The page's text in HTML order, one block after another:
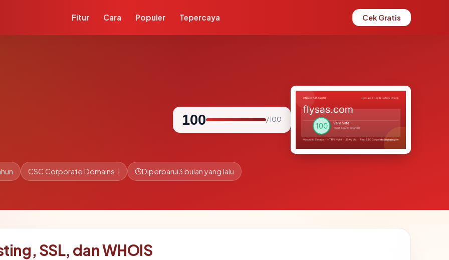
Fitur Cara Populer Tepercaya Cek Gratis
100 / 100
CSC Corporate Domains, I Diperbarui3 bulan yang lalu
SSL, dan WHOIS